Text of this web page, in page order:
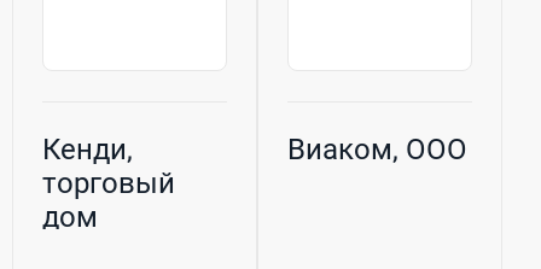
Кенди,
торговый
дом
Виаком, ООО